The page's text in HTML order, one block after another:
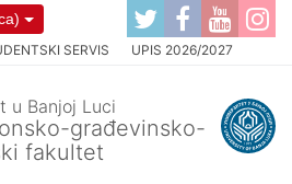
SERVIS UPIS 2026/2027
u Banjoj Luci
građevinsko-
fakultet